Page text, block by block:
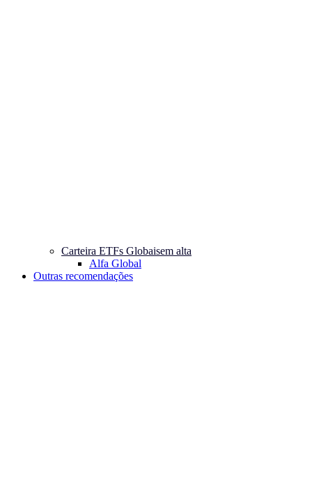
Carteira ETFs Globaisem alta
Alfa Global
Outras recomendações